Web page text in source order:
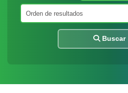
Buscar